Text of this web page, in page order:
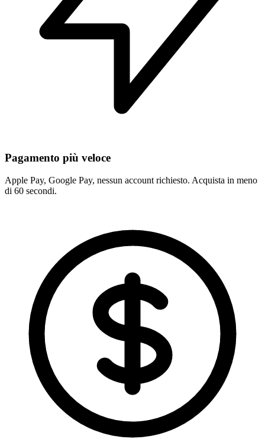
Pagamento più veloce
Apple Pay, Google Pay, nessun account richiesto. Acquista in meno
di 60 secondi.